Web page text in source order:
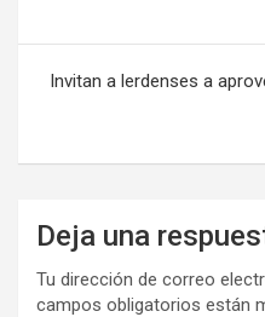
Invitan a lerdenses a
Deja una
Tu dirección de correo
campos obligatorios están